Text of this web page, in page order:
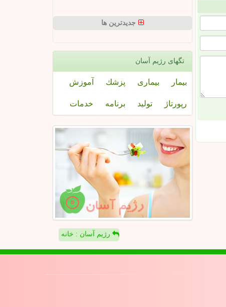
جدیدترین ها
تگهای رژیم آسان
بیمار بیماری پزشك آموزش
رپورتاژ تولید برنامه خدمات
رژیم آسان : خانه